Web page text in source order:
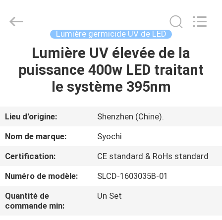
MAISON
PRODUITS
AU
SUJET
DE
VISITE
Syochi
Electronics
Lumière germicide UV de LED
Lumière UV élevée de la
puissance 400w LED traitant
le système 395nm
Lieu d'origine:
Shenzhen (Chine).
Nom de marque:
Syochi
Certification:
CE standard & RoHs standard
Numéro de modèle:
SLCD-1603035B-01
Quantité de
commande min:
Un Set